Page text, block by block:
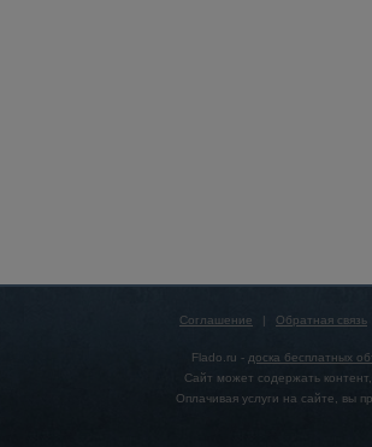
Соглашение | Обратная связь
Flado.ru - доска бесплатных
Сайт может содержать
Оплачивая услуги на сайте, вы